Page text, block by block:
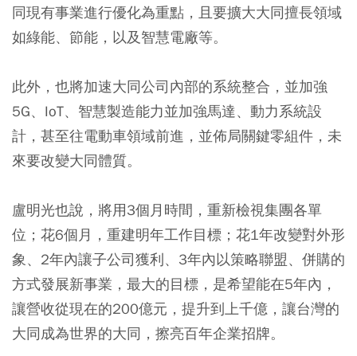
同現有事業進行優化為重點，且要擴大大同擅長領域
如綠能、節能，以及智慧電廠等。
此外，也將加速大同公司內部的系統整合，並加強
5G、IoT、智慧製造能力並加強馬達、動力系統設
計，甚至往電動車領域前進，並佈局關鍵零組件，未
來要改變大同體質。
盧明光也說，將用3個月時間，重新檢視集團各單
位；花6個月，重建明年工作目標；花1年改變對外形
象、2年內讓子公司獲利、3年內以策略聯盟、併購的
方式發展新事業，最大的目標，是希望能在5年內，
讓營收從現在的200億元，提升到上千億，讓台灣的
大同成為世界的大同，擦亮百年企業招牌。